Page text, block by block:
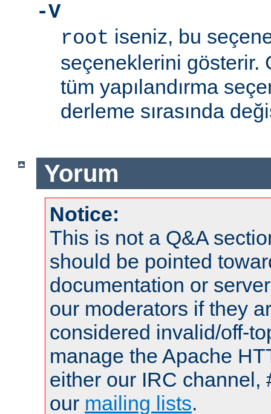
-V
root iseniz, bu
seçeneklerini gösterir.
tüm yapılandırma
derleme sırasında
Yorum
Notice:
This is not a Q&A
should be pointed
documentation or
our moderators if they
considered invalid/off-
manage the Apache
either our IRC channel,
our mailing lists.